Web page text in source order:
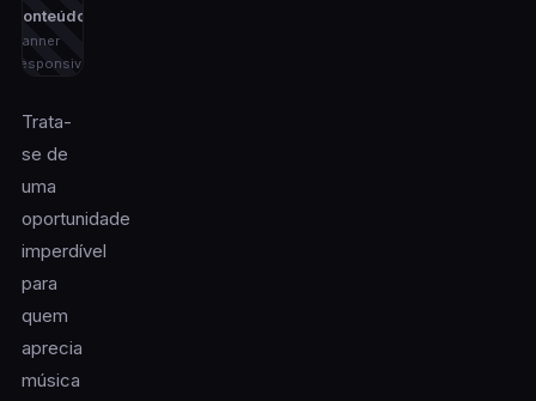
conteúdo)
banner
responsivo
Trata-
se de
uma
oportunidade
imperdível
para
quem
aprecia
música